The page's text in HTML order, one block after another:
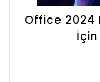
Office 2024